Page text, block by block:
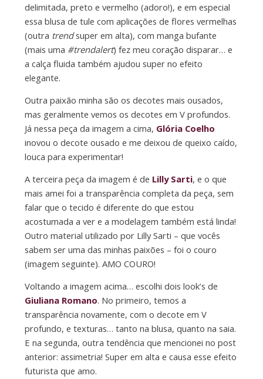
delimitada, preto e vermelho (adoro!), e em especial
essa blusa de tule com aplicações de flores vermelhas
(outra trendsuper em alta), com manga bufante
(mais uma #trendalert) fez meu coração disparar… e
a calça fluida também ajudou super no efeito
elegante.
Outra paixão minha são os decotes mais ousados,
mas geralmente vemos os decotes em V profundos.
Já nessa peça da imagem a cima, Glória Coelho
inovou o decote ousado e me deixou de queixo caído,
louca para experimentar!
A terceira peça da imagem é de Lilly Sarti, e o que
mais amei foi a transparência completa da peça, sem
falar que o tecido é diferente do que estou
acostumada a ver e a modelagem também está linda!
Outro material utilizado por Lilly Sarti – que vocês
sabem ser uma das minhas paixões – foi o couro
(imagem seguinte). AMO COURO!
Voltando a imagem acima… escolhi dois look’s de
Giuliana Romano. No primeiro, temos a
transparência novamente, com o decote em V
profundo, e texturas… tanto na blusa, quanto na saia.
E na segunda, outra tendência que mencionei no post
anterior: assimetria! Super em alta e causa esse efeito
futurista que amo.